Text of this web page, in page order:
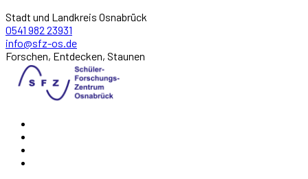
Stadt und Landkreis Osnabrück
0541 982 23931
info@sfz-os.de
Forschen, Entdecken, Staunen